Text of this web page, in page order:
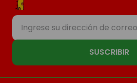
SUSCRIBIR